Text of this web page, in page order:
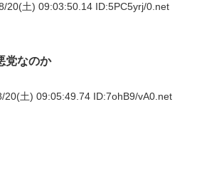
20(土) 09:03:50.14 ID:5PC5yrj/0.net
党なのか
20(土) 09:05:49.74 ID:7ohB9/vA0.net